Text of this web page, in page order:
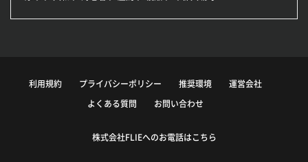
利用規約 プライバシーポリシー 推奨環境 運営会社
よくある質問 お問い合わせ
株式会社FLIEへのお電話はこちら